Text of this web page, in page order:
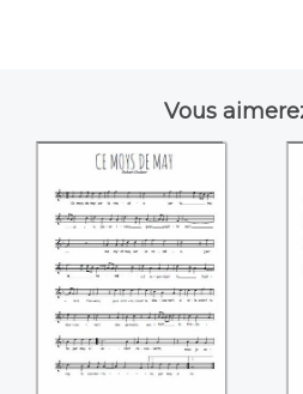
Vous
Ce moys de may
(Robert Godart)